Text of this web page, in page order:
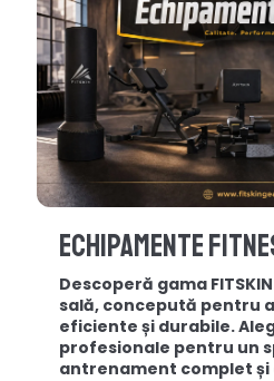
Echipamente
Descoperă gama
sală, concepută pentru
eficiente și durabile.
profesionale pentru un
antrenament complet